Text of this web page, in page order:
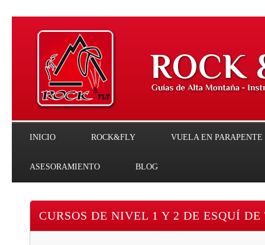
Skip to content
INICIO ROCK&FLY VUELA EN PARAPENTE
ASESORAMIENTO BLOG
CURSOS DE NIVEL 1 Y 2 DE ESQUÍ